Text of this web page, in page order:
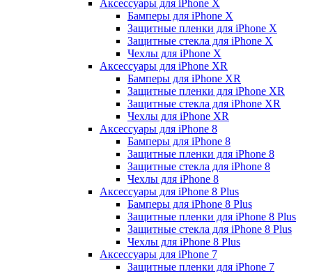
Аксессуары для iPhone X
Бамперы для iPhone X
Защитные пленки для iPhone X
Защитные стекла для iPhone X
Чехлы для iPhone X
Аксессуары для iPhone XR
Бамперы для iPhone XR
Защитные пленки для iPhone XR
Защитные стекла для iPhone XR
Чехлы для iPhone XR
Аксессуары для iPhone 8
Бамперы для iPhone 8
Защитные пленки для iPhone 8
Защитные стекла для iPhone 8
Чехлы для iPhone 8
Аксессуары для iPhone 8 Plus
Бамперы для iPhone 8 Plus
Защитные пленки для iPhone 8 Plus
Защитные стекла для iPhone 8 Plus
Чехлы для iPhone 8 Plus
Аксессуары для iPhone 7
Защитные пленки для iPhone 7